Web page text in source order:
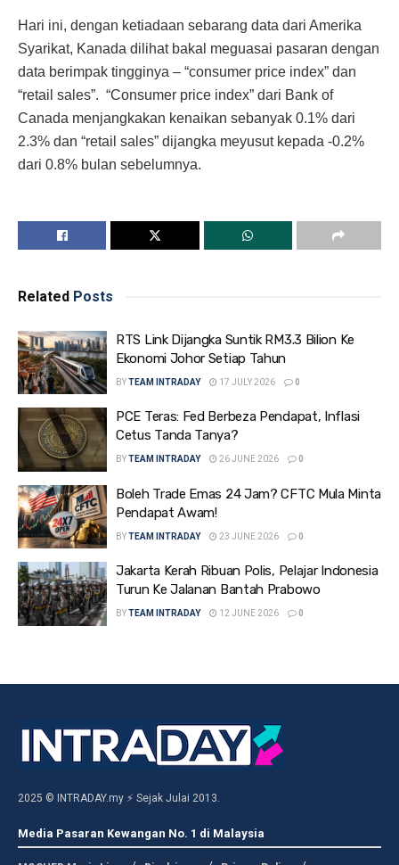
Hari ini, dengan ketiadaan sebarang data dari Amerika
Syarikat, Kanada dilihat bakal meguasai pasaran dengan
data berimpak tingginya – “consumer price index” dan
“retail sales”. “Consumer price index” dari Bank of
Canada menjangkakan kenaikan sebanyak 0.1% dari
2.3% dan “retail sales” dijangka meyusut kepada -0.2%
dari 0.8% bulan sebelumnya.
Related Posts
RTS Link Dijangka Suntik RM3.3 Bilion Ke
Ekonomi Johor Setiap Tahun
BYTEAM INTRADAY 17 JULY 2026 0
PCE Teras: Fed Berbeza Pendapat, Inflasi
Cetus Tanda Tanya?
BYTEAM INTRADAY 26 JUNE 2026 0
Boleh Trade Emas 24 Jam? CFTC Mula Minta
Pendapat Awam!
BYTEAM INTRADAY 23 JUNE 2026 0
Jakarta Kerah Ribuan Polis, Pelajar Indonesia
Turun Ke Jalanan Bantah Prabowo
BYTEAM INTRADAY 12 JUNE 2026 0
2025 © INTRADAY.my ⚡ Sejak Julai 2013.
Media Pasaran Kewangan No. 1 di Malaysia